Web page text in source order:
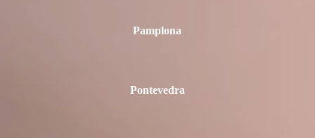
Pamplona
Pontevedra